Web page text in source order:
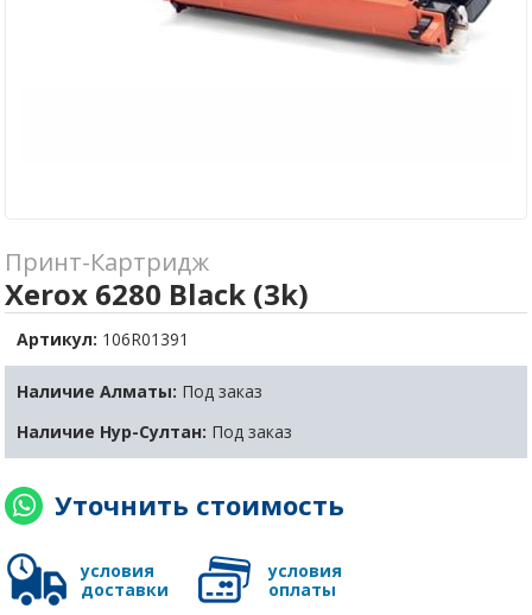
Принт-Картридж
Xerox 6280 Black (3k)
Артикул: 106R01391
Наличие Алматы: Под заказ
Наличие Нур-Султан: Под заказ
Уточнить стоимость
условия
доставки
условия
оплаты